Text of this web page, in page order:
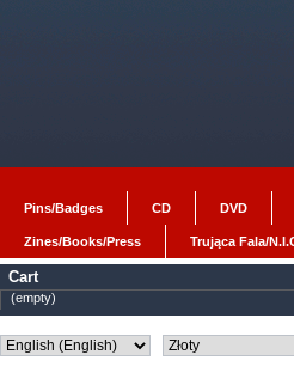
Pins/Badges CD DVD
Zines/Books/Press Trująca Fala/
Cart
(empty)